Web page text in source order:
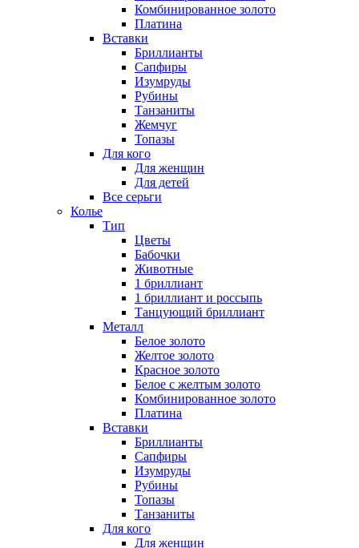
Комбинированное золото
Платина
Вставки
Бриллианты
Сапфиры
Изумруды
Рубины
Танзаниты
Жемчуг
Топазы
Для кого
Для женщин
Для детей
Все серьги
Колье
Тип
Цветы
Бабочки
Животные
1 бриллиант
1 бриллиант и россыпь
Танцующий бриллиант
Металл
Белое золото
Желтое золото
Красное золото
Белое с желтым золото
Комбинированное золото
Платина
Вставки
Бриллианты
Сапфиры
Изумруды
Рубины
Топазы
Танзаниты
Для кого
Для женщин